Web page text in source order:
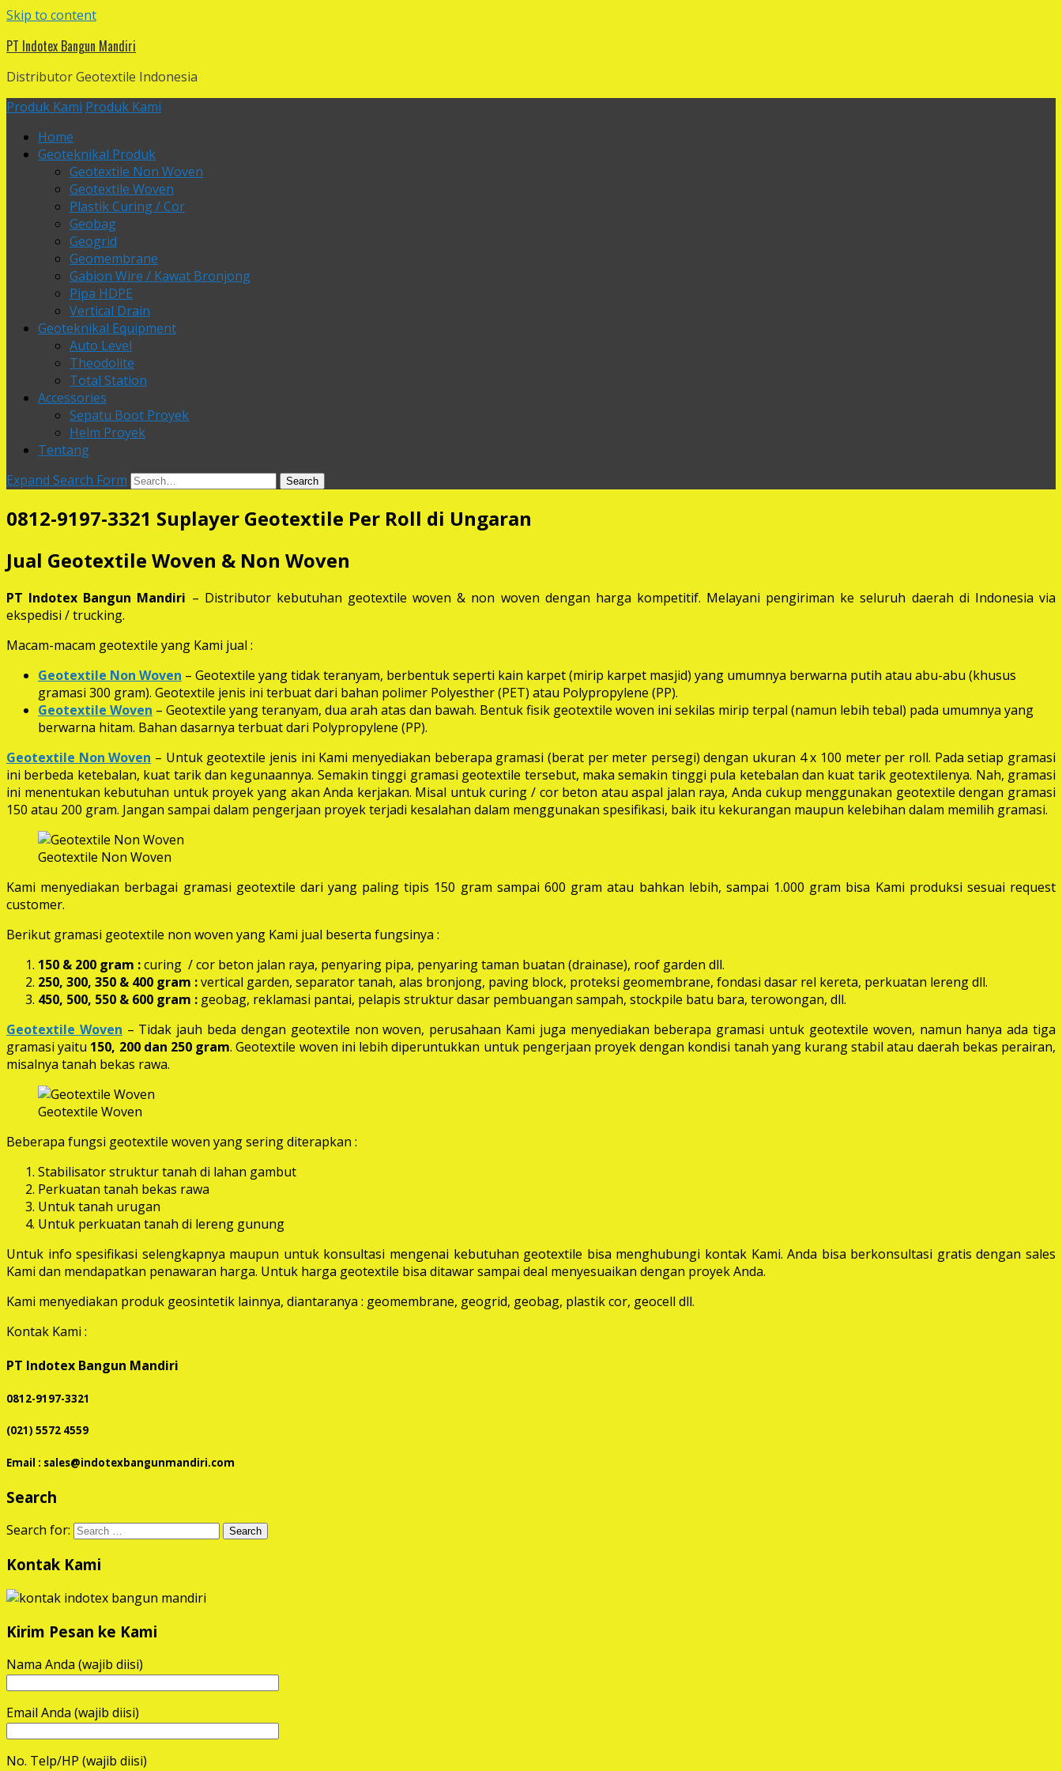
Skip to content
PT Indotex Bangun Mandiri
Distributor Geotextile Indonesia
Produk Kami Produk Kami
Home
Geoteknikal Produk
Geotextile Non Woven
Geotextile Woven
Plastik Curing / Cor
Geobag
Geogrid
Geomembrane
Gabion Wire / Kawat Bronjong
Pipa HDPE
Vertical Drain
Geoteknikal Equipment
Auto Level
Theodolite
Total Station
Accessories
Sepatu Boot Proyek
Helm Proyek
Tentang
Expand Search Form
Search
0812-9197-3321 Suplayer Geotextile Per Roll di Ungaran
Jual Geotextile Woven & Non Woven
PT Indotex Bangun Mandiri – Distributor kebutuhan geotextile woven & non woven dengan harga kompetitif. Melayani pengiriman ke seluruh daerah di Indonesia via
ekspedisi / trucking.
Macam-macam geotextile yang Kami jual :
Geotextile Non Woven – Geotextile yang tidak teranyam, berbentuk seperti kain karpet (mirip karpet masjid) yang umumnya berwarna putih atau abu-abu (khusus
gramasi 300 gram). Geotextile jenis ini terbuat dari bahan polimer Polyesther (PET) atau Polypropylene (PP).
Geotextile Woven – Geotextile yang teranyam, dua arah atas dan bawah. Bentuk fisik geotextile woven ini sekilas mirip terpal (namun lebih tebal) pada umumnya yang
berwarna hitam. Bahan dasarnya terbuat dari Polypropylene (PP).
Geotextile Non Woven – Untuk geotextile jenis ini Kami menyediakan beberapa gramasi (berat per meter persegi) dengan ukuran 4 x 100 meter per roll. Pada setiap gramasi
ini berbeda ketebalan, kuat tarik dan kegunaannya. Semakin tinggi gramasi geotextile tersebut, maka semakin tinggi pula ketebalan dan kuat tarik geotextilenya. Nah, gramasi
ini menentukan kebutuhan untuk proyek yang akan Anda kerjakan. Misal untuk curing / cor beton atau aspal jalan raya, Anda cukup menggunakan geotextile dengan gramasi
150 atau 200 gram. Jangan sampai dalam pengerjaan proyek terjadi kesalahan dalam menggunakan spesifikasi, baik itu kekurangan maupun kelebihan dalam memilih gramasi.
Geotextile Non Woven
Kami menyediakan berbagai gramasi geotextile dari yang paling tipis 150 gram sampai 600 gram atau bahkan lebih, sampai 1.000 gram bisa Kami produksi sesuai request
customer.
Berikut gramasi geotextile non woven yang Kami jual beserta fungsinya :
150 & 200 gram :curing / cor beton jalan raya, penyaring pipa, penyaring taman buatan (drainase), roof garden dll.
250, 300, 350 & 400 gram :vertical garden, separator tanah, alas bronjong, paving block, proteksi geomembrane, fondasi dasar rel kereta, perkuatan lereng dll.
450, 500, 550 & 600 gram : geobag, reklamasi pantai, pelapis struktur dasar pembuangan sampah, stockpile batu bara, terowongan, dll.
Geotextile Woven – Tidak jauh beda dengan geotextile non woven, perusahaan Kami juga menyediakan beberapa gramasi untuk geotextile woven, namun hanya ada tiga
gramasi yaitu 150, 200 dan 250 gram. Geotextile woven ini lebih diperuntukkan untuk pengerjaan proyek dengan kondisi tanah yang kurang stabil atau daerah bekas perairan,
misalnya tanah bekas rawa.
Geotextile Woven
Beberapa fungsi geotextile woven yang sering diterapkan :
Stabilisator struktur tanah di lahan gambut
Perkuatan tanah bekas rawa
Untuk tanah urugan
Untuk perkuatan tanah di lereng gunung
Untuk info spesifikasi selengkapnya maupun untuk konsultasi mengenai kebutuhan geotextile bisa menghubungi kontak Kami. Anda bisa berkonsultasi gratis dengan sales
Kami dan mendapatkan penawaran harga. Untuk harga geotextile bisa ditawar sampai deal menyesuaikan dengan proyek Anda.
Kami menyediakan produk geosintetik lainnya, diantaranya : geomembrane, geogrid, geobag, plastik cor, geocell dll.
Kontak Kami :
PT Indotex Bangun Mandiri
0812-9197-3321
(021) 5572 4559
Email : sales@indotexbangunmandiri.com
Search
Search for:
Kontak Kami
Kirim Pesan ke Kami
Nama Anda (wajib diisi)
Email Anda (wajib diisi)
No. Telp/HP (wajib diisi)